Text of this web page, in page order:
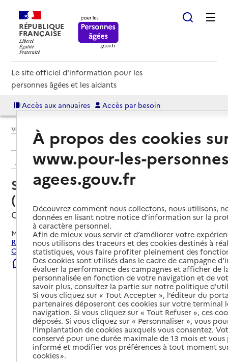
RÉPUBLIQUE
FRANÇAISE
Le site officiel d'information pour les
personnes âgées et les aidants
Accès aux annuaires Accès par besoin
Voir le fil d’Ariane
Retour aux résultats de l'annuaire
Service autonomie à domicile
(aide) – Services du CCAS
Orange, VAUCLUSE
Mis à jour le23/07/2026
Rechercher les établissements et services autour de
Orange.
Signaler une erreur
À propos des cookies
www.pour-les-
agees.gouv.fr
Découvrez comment nous collectons, nous utilisons,
données en lisant notre notice d’information sur la
à caractère personnel.
Afin de mieux vous servir et d’améliorer votre
nous utilisons des traceurs et des cookies destinés à
statistiques, vous faire profiter pleinement des
Des cookies sont utilisés dans le cadre de campagne
évaluer la performance des campagnes et afficher de
personnalisée en fonction de votre navigation et de
savoir plus, consultez la partie sur notre politique
Si vous cliquez sur « Tout Accepter », l’éditeur du
partenaires déposeront ces cookies sur votre terminal
navigation. Si vous cliquez sur « Tout Refuser », ces
déposés. Si vous cliquez sur « Personnaliser », vous
l’implantation de cookies auxquels vous consentez.
conservé pour une durée maximale de 13 mois et
informé et modifier vos préférences à tout moment
cookies ».